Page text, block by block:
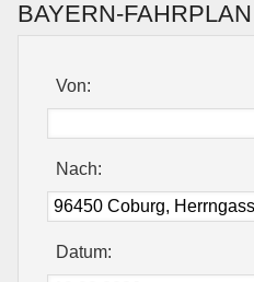
BAYERN-FAHRPLAN
Von:
Nach:
Datum: